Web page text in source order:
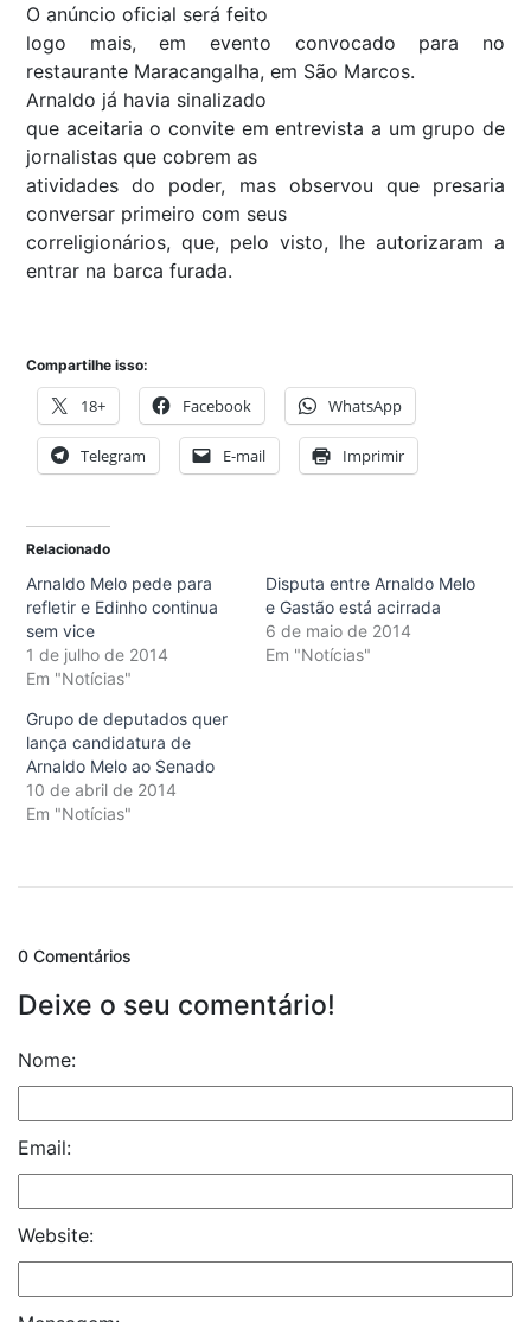
O anúncio oficial será feito
logo mais, em evento convocado para no
restaurante Maracangalha, em São Marcos.
Arnaldo já havia sinalizado
que aceitaria o convite em entrevista a um grupo de
jornalistas que cobrem as
atividades do poder, mas observou que presaria
conversar primeiro com seus
correligionários, que, pelo visto, lhe autorizaram a
entrar na barca furada.
Compartilhe isso:
18+ Facebook WhatsApp
Telegram E-mail Imprimir
Relacionado
Arnaldo Melo pede para
refletir e Edinho continua
sem vice
1 de julho de 2014
Em "Notícias"
Disputa entre Arnaldo Melo
e Gastão está acirrada
6 de maio de 2014
Em "Notícias"
Grupo de deputados quer
lança candidatura de
Arnaldo Melo ao Senado
10 de abril de 2014
Em "Notícias"
0 Comentários
Deixe o seu comentário!
Nome:
Email:
Website: